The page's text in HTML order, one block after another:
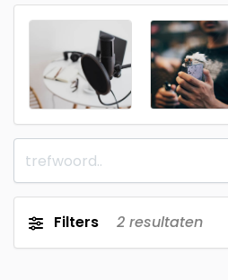
Filters 2 resultaten